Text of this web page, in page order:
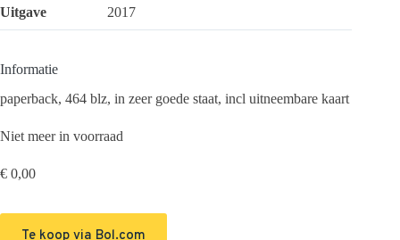
Uitgave
2017
Informatie
paperback, 464 blz, in zeer goede staat, incl uitneembare kaart
Niet meer in voorraad
€ 0,00
Te koop via Bol.com